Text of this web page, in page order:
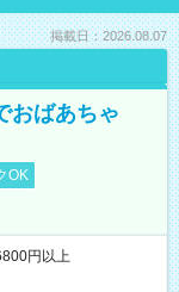
掲載日：2026.08.07
おばあちゃ
OK
円以上